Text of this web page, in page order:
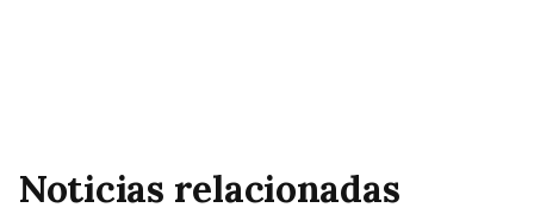
Noticias relacionadas